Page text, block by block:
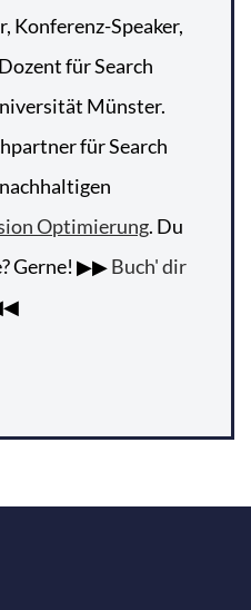
Konferenz-Speaker,
für Search
Münster.
für Search
Optimierung. Du
Gerne! ▶▶Buch' dir